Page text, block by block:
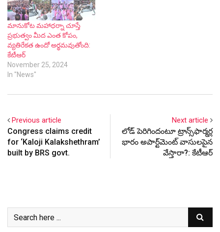
మానుకోట మహాధర్నా చూస్తే
ప్రభుత్వం మీద ఎంత కోపం,
వ్యతిరేకత ఉందో అర్థమవుతోంది:
కేటీఆర్
November 25, 2024
In "News"
Previous article
Congress claims credit
for ‘Kaloji Kalakshethram’
built by BRS govt.
Next article
లోడ్ పెరిగిందంటూ ట్రాన్స్‌ఫార్మర్ల
భారం అపార్ట్‌మెంట్ వాసులపైన
వేస్తారా?: కేటీఆర్